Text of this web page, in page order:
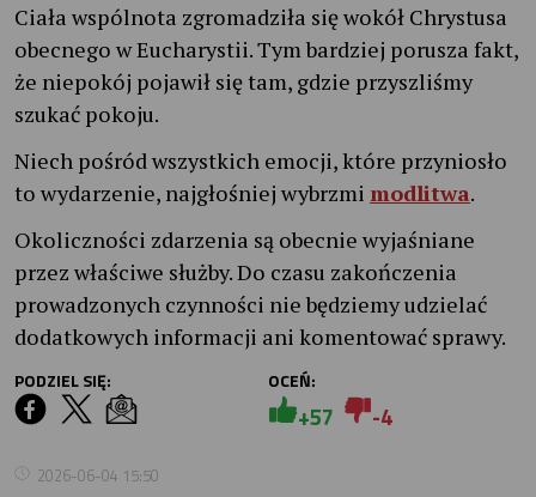
Ciała wspólnota zgromadziła się wokół Chrystusa
obecnego w Eucharystii. Tym bardziej porusza fakt,
że niepokój pojawił się tam, gdzie przyszliśmy
szukać pokoju.
Niech pośród wszystkich emocji, które przyniosło
to wydarzenie, najgłośniej wybrzmi modlitwa.
Okoliczności zdarzenia są obecnie wyjaśniane
przez właściwe służby. Do czasu zakończenia
prowadzonych czynności nie będziemy udzielać
dodatkowych informacji ani komentować sprawy.
PODZIEL SIĘ: OCEŃ:
+57 -4
2026-06-04 15:50